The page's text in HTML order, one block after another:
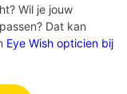
Wil je jouw
Dat kan
Eye Wish opticien bij